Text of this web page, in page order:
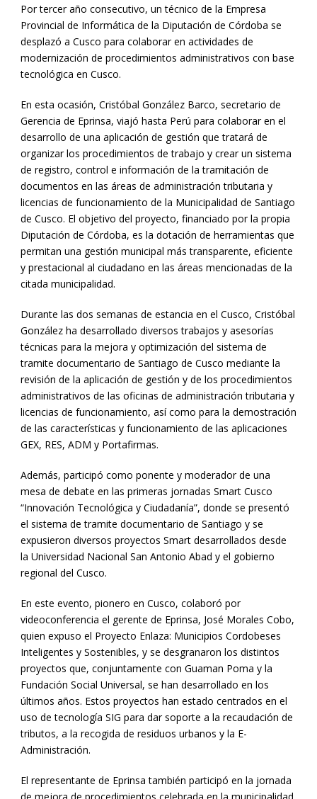
Por tercer año consecutivo, un técnico de la Empresa
Provincial de Informática de la Diputación de Córdoba se
desplazó a Cusco para colaborar en actividades de
modernización de procedimientos administrativos con base
tecnológica en Cusco.
En esta ocasión, Cristóbal González Barco, secretario de
Gerencia de Eprinsa, viajó hasta Perú para colaborar en el
desarrollo de una aplicación de gestión que tratará de
organizar los procedimientos de trabajo y crear un sistema
de registro, control e información de la tramitación de
documentos en las áreas de administración tributaria y
licencias de funcionamiento de la Municipalidad de Santiago
de Cusco. El objetivo del proyecto, financiado por la propia
Diputación de Córdoba, es la dotación de herramientas que
permitan una gestión municipal más transparente, eficiente
y prestacional al ciudadano en las áreas mencionadas de la
citada municipalidad.
Durante las dos semanas de estancia en el Cusco, Cristóbal
González ha desarrollado diversos trabajos y asesorías
técnicas para la mejora y optimización del sistema de
tramite documentario de Santiago de Cusco mediante la
revisión de la aplicación de gestión y de los procedimientos
administrativos de las oficinas de administración tributaria y
licencias de funcionamiento, así como para la demostración
de las características y funcionamiento de las aplicaciones
GEX, RES, ADM y Portafirmas.
Además, participó como ponente y moderador de una
mesa de debate en las primeras jornadas Smart Cusco
“Innovación Tecnológica y Ciudadanía”, donde se presentó
el sistema de tramite documentario de Santiago y se
expusieron diversos proyectos Smart desarrollados desde
la Universidad Nacional San Antonio Abad y el gobierno
regional del Cusco.
En este evento, pionero en Cusco, colaboró por
videoconferencia el gerente de Eprinsa, José Morales Cobo,
quien expuso el Proyecto Enlaza: Municipios Cordobeses
Inteligentes y Sostenibles, y se desgranaron los distintos
proyectos que, conjuntamente con Guaman Poma y la
Fundación Social Universal, se han desarrollado en los
últimos años. Estos proyectos han estado centrados en el
uso de tecnología SIG para dar soporte a la recaudación de
tributos, a la recogida de residuos urbanos y la E-
Administración.
El representante de Eprinsa también participó en la jornada
de mejora de procedimientos celebrada en la municipalidad